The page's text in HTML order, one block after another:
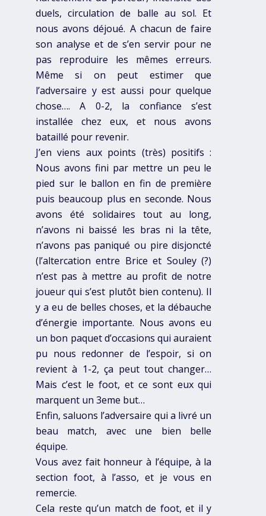
duels, circulation de balle au sol. Et
nous avons déjoué. A chacun de faire
son analyse et de s’en servir pour ne
pas reproduire les mêmes erreurs.
Même si on peut estimer que
l’adversaire y est aussi pour quelque
chose…. A 0-2, la confiance s’est
installée chez eux, et nous avons
bataillé pour revenir.
J’en viens aux points (très) positifs :
Nous avons fini par mettre un peu le
pied sur le ballon en fin de première
puis beaucoup plus en seconde. Nous
avons été solidaires tout au long,
n’avons ni baissé les bras ni la tête,
n’avons pas paniqué ou pire disjoncté
(l’altercation entre Brice et Souley (?)
n’est pas à mettre au profit de notre
joueur qui s’est plutôt bien contenu). Il
y a eu de belles choses, et la débauche
d’énergie importante. Nous avons eu
un bon paquet d’occasions qui auraient
pu nous redonner de l’espoir, si on
revient à 1-2, ça peut tout changer…
Mais c’est le foot, et ce sont eux qui
marquent un 3eme but…
Enfin, saluons l’adversaire qui a livré un
beau match, avec une bien belle
équipe.
Vous avez fait honneur à l’équipe, à la
section foot, à l’asso, et je vous en
remercie.
Cela reste qu’un match de foot, et il y